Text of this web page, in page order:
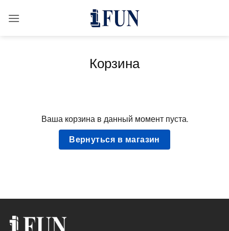
Корзина
Ваша корзина в данный момент пуста.
Вернуться в магазин